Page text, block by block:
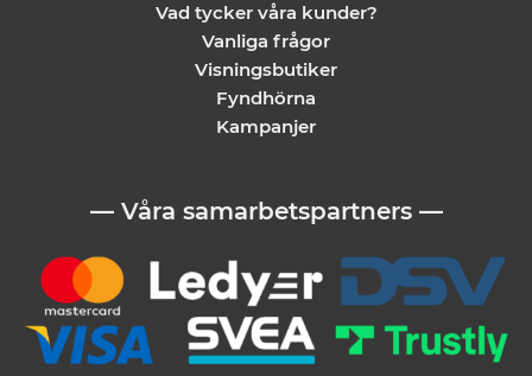
Vad tycker våra kunder?
Vanliga frågor
Visningsbutiker
Fyndhörna
Kampanjer
— Våra samarbetspartners —